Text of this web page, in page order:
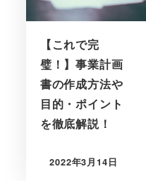
【これで完
璧！】事業計画
書の作成方法や
目的・ポイント
を徹底解説！
2022年3月14日